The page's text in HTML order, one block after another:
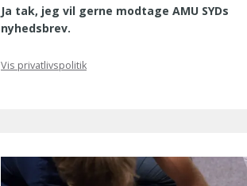
Ja tak, jeg vil gerne modtage AMU SYDs
nyhedsbrev.
Vis privatlivspolitik